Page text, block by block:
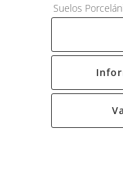
Suelos